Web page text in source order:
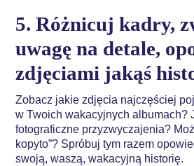
5. Różnicuj kadry,
uwagę na detale,
zdjęciami jakąś
Zobacz jakie zdjęcia najczęściej
w Twoich wakacyjnych albumach?
fotograficzne przyzwyczajenia?
kopyto”? Spróbuj tym razem
swoją, waszą, wakacyjną historię.